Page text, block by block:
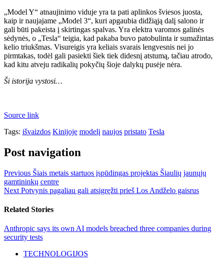
„Model Y“ atnaujinimo viduje yra ta pati aplinkos šviesos juosta,
kaip ir naujajame „Model 3“, kuri apgaubia didžiąją dalį salono ir
gali būti pakeista į skirtingas spalvas. Yra elektra varomos galinės
sėdynės, o „Tesla“ teigia, kad pakaba buvo patobulinta ir sumažintas
kelio triukšmas. Visureigis yra keliais svarais lengvesnis nei jo
pirmtakas, todėl gali pasiekti šiek tiek didesnį atstumą, tačiau atrodo,
kad kitu atveju radikalių pokyčių šioje dalykų pusėje nėra.
Ši istorija vystosi…
Source link
Tags: išvaizdos Kinijoje modelį naujos pristato Tesla
Post navigation
Previous Šiais metais startuos įspūdingas projektas Šiaulių jaunųjų
gamtininkų centre
Next Potvynis pagaliau gali atsigręžti prieš Los Andželo gaisrus
Related Stories
Anthropic says its own AI models breached three companies during
security tests
TECHNOLOGIJOS